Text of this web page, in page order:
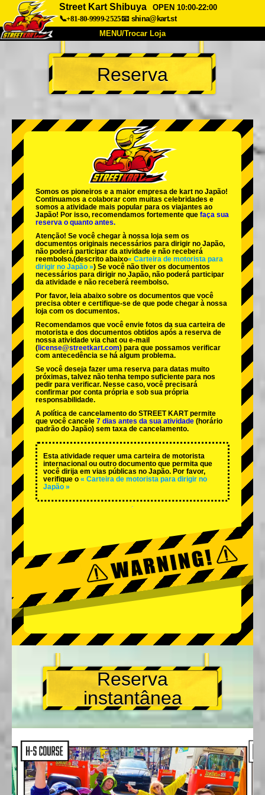
Street Kart Shibuya
OPEN 10:00-22:00
📞+81-80-9999-2525📧 shina@kart.st
MENU/Trocar Loja
INÍCIO
Sobre Especificações Preços
Empresa Reserva
Trocar Loja
Tokyo Shinagawa Tokyo Akihabara#1
Tokyo Akihabara#2
Tokyo Shibuya Annex Tokyo Bay
Tokyo Asakusa Osaka
Okinawa
Reserva
Somos os pioneiros e a maior empresa de kart no Japão!
Continuamos a colaborar com muitas celebridades e
somos a atividade mais popular para os viajantes ao
Japão! Por isso, recomendamos fortemente que faça sua
reserva o quanto antes.
Atenção! Se você chegar à nossa loja sem os
documentos originais necessários para dirigir no Japão,
não poderá participar da atividade e não receberá
reembolso.(descrito abaixo« Carteira de motorista para
dirigir no Japão ») Se você não tiver os documentos
necessários para dirigir no Japão, não poderá participar
da atividade e não receberá reembolso.
Por favor, leia abaixo sobre os documentos que você
precisa obter e certifique-se de que pode chegar à nossa
loja com os documentos.
Recomendamos que você envie fotos da sua carteira de
motorista e dos documentos obtidos após a reserva de
nossa atividade via chat ou e-mail
( license@streetkart.com) para que possamos verificar
com antecedência se há algum problema.
Se você deseja fazer uma reserva para datas muito
próximas, talvez não tenha tempo suficiente para nos
pedir para verificar. Nesse caso, você precisará
confirmar por conta própria e sob sua própria
responsabilidade.
A política de cancelamento do STREET KART permite
que você cancele 7 dias antes da sua atividade (horário
padrão do Japão) sem taxa de cancelamento.
Esta atividade requer uma carteira de motorista
internacional ou outro documento que permita que
você dirija em vias públicas no Japão. Por favor,
verifique o « Carteira de motorista para dirigir no
Japão »
Reserva
instantânea